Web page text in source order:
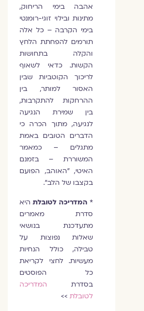
אהבה בימי הריחוק,
מתינות ובילוי זוגי-רומנטי
בימי הקרבה – כל אלה
תורמים להפחתת הלחץ
והקלה בתחושות
הקשות. כדאי לשאוף
לריכוך הקוטביות שבין
האסור למותר, בין
ההרחקות להתקרבות,
בין שמירת הנגיעה
לנגיעה, מתוך הכרה כי
הדברים הטובים באמת
מתגלים – כמאמר
המשוררת – בזמנם
האיטי, "האוהב, הפועם
בקצבו של הלב".
*המדריכה לטובלתהיא
סדרת מאמרים
מתעדכנת בנושאי
שאלות נפוצות על
טבילה, כולל הנחיות
מעשיות. לחצי לקריאת
כל הפוסטים
בסדרת
המדריכה
לטובלת>>